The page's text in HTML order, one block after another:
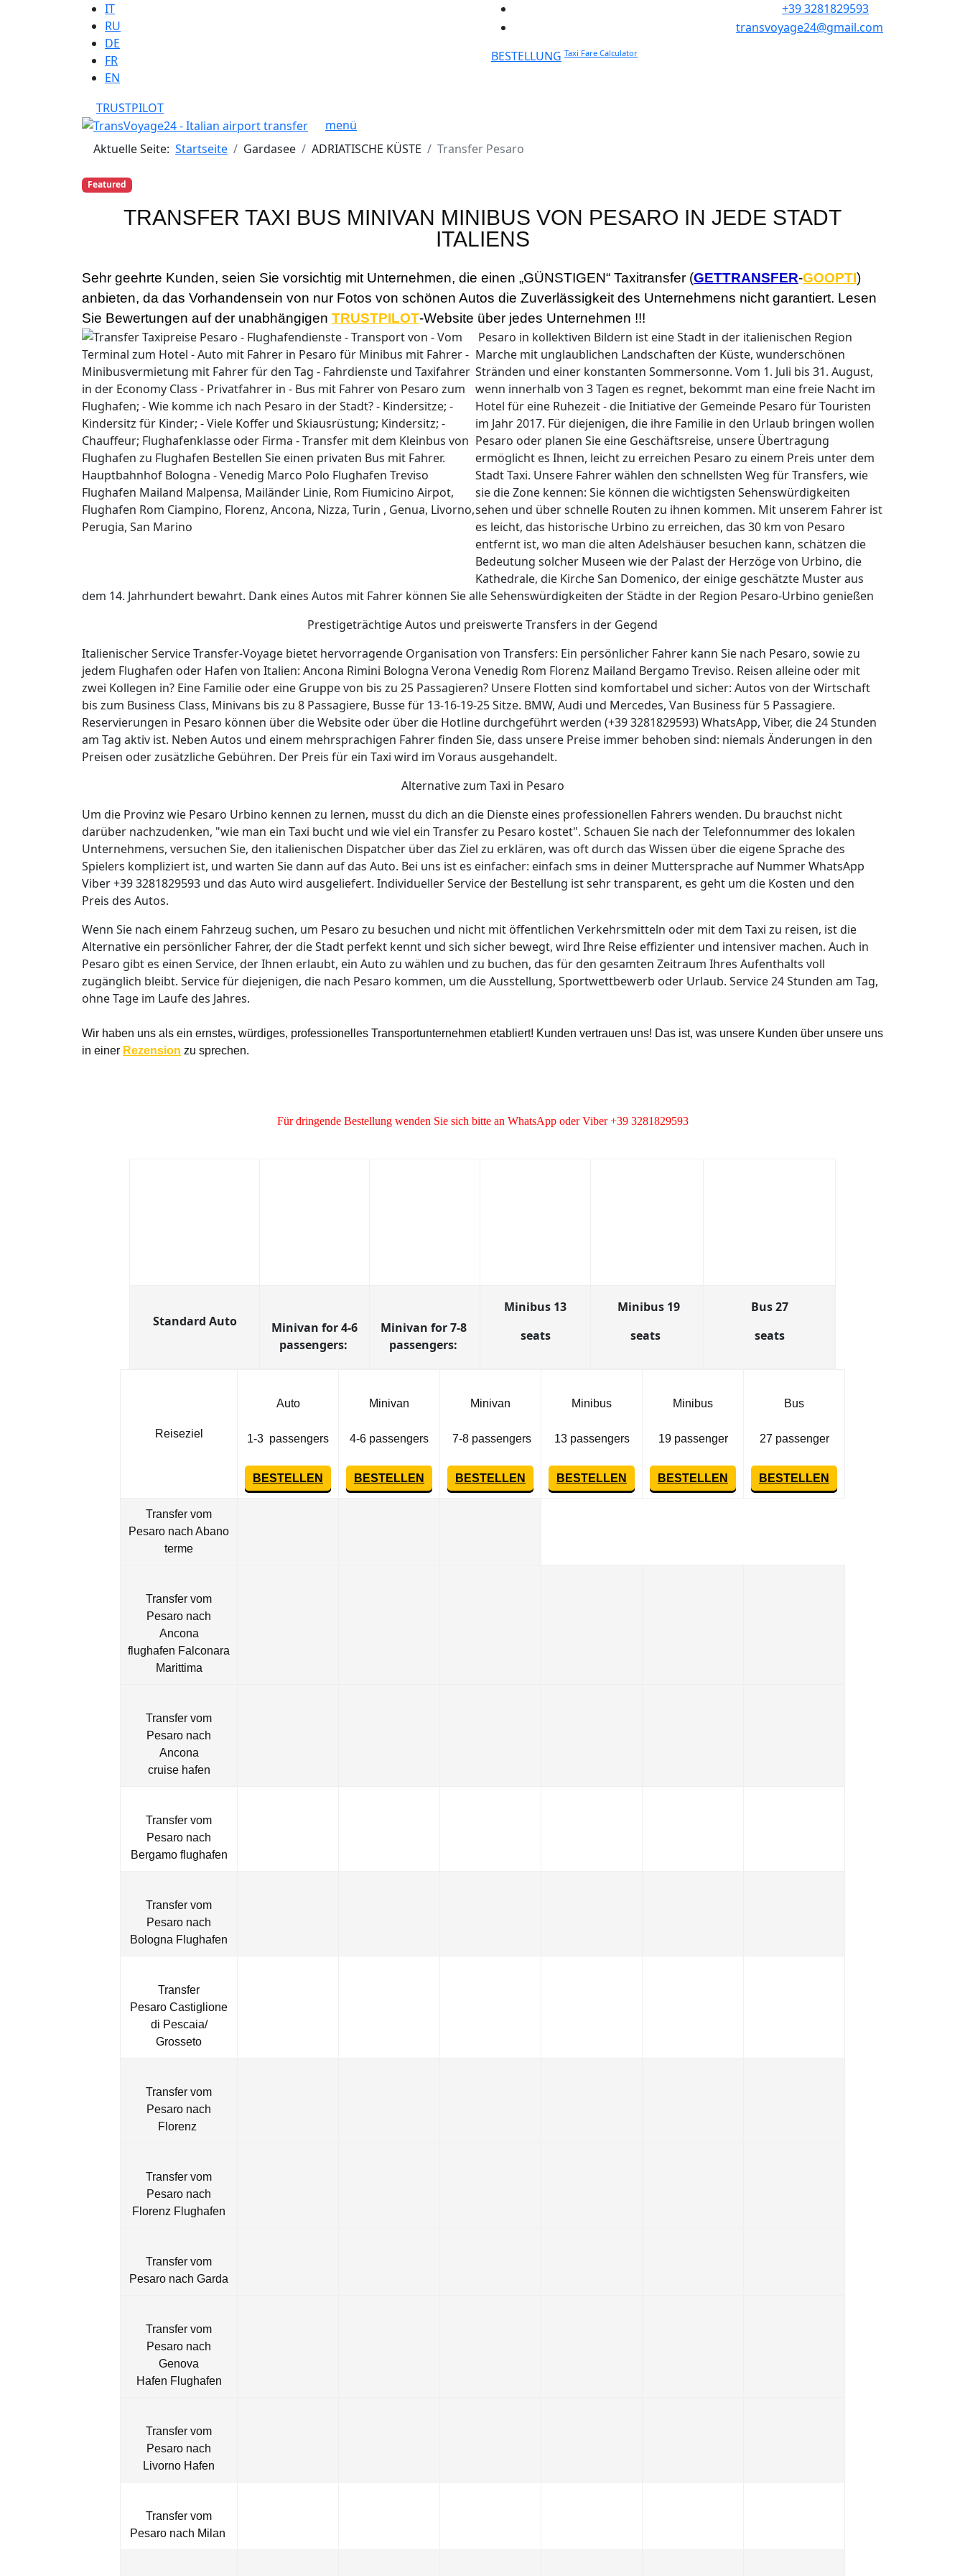
Sprache auswählen
IT
RU
DE
FR
EN
TRUSTPILOT
+39 3281829593
transvoyage24@gmail.com
BESTELLUNG Taxi Fare Calculator
menü
Aktuelle Seite: Startseite Gardasee ADRIATISCHE KÜSTE Transfer Pesaro
Featured
TRANSFER TAXI BUS MINIVAN MINIBUS VON PESARO IN JEDE STADT
ITALIENS
Sehr geehrte Kunden, seien Sie vorsichtig mit Unternehmen, die einen „GÜNSTIGEN“ Taxitransfer (GETTRANSFER-GOOPTI)
anbieten, da das Vorhandensein von nur Fotos von schönen Autos die Zuverlässigkeit des Unternehmens nicht garantiert. Lesen
Sie Bewertungen auf der unabhängigen TRUSTPILOT-Website über jedes Unternehmen !!!
Pesaro in kollektiven Bildern ist eine Stadt in der italienischen Region
Marche mit unglaublichen Landschaften der Küste, wunderschönen
Stränden und einer konstanten Sommersonne. Vom 1. Juli bis 31. August,
wenn innerhalb von 3 Tagen es regnet, bekommt man eine freie Nacht im
Hotel für eine Ruhezeit - die Initiative der Gemeinde Pesaro für Touristen
im Jahr 2017. Für diejenigen, die ihre Familie in den Urlaub bringen wollen
Pesaro oder planen Sie eine Geschäftsreise, unsere Übertragung
ermöglicht es Ihnen, leicht zu erreichen Pesaro zu einem Preis unter dem
Stadt Taxi. Unsere Fahrer wählen den schnellsten Weg für Transfers, wie
sie die Zone kennen: Sie können die wichtigsten Sehenswürdigkeiten
sehen und über schnelle Routen zu ihnen kommen. Mit unserem Fahrer ist
es leicht, das historische Urbino zu erreichen, das 30 km von Pesaro
entfernt ist, wo man die alten Adelshäuser besuchen kann, schätzen die
Bedeutung solcher Museen wie der Palast der Herzöge von Urbino, die
Kathedrale, die Kirche San Domenico, der einige geschätzte Muster aus
dem 14. Jahrhundert bewahrt. Dank eines Autos mit Fahrer können Sie alle Sehenswürdigkeiten der Städte in der Region Pesaro-Urbino genießen
Prestigeträchtige Autos und preiswerte Transfers in der Gegend
Italienischer Service Transfer-Voyage bietet hervorragende Organisation von Transfers: Ein persönlicher Fahrer kann Sie nach Pesaro, sowie zu
jedem Flughafen oder Hafen von Italien: Ancona Rimini Bologna Verona Venedig Rom Florenz Mailand Bergamo Treviso. Reisen alleine oder mit
zwei Kollegen in? Eine Familie oder eine Gruppe von bis zu 25 Passagieren? Unsere Flotten sind komfortabel und sicher: Autos von der Wirtschaft
bis zum Business Class, Minivans bis zu 8 Passagiere, Busse für 13-16-19-25 Sitze. BMW, Audi und Mercedes, Van Business für 5 Passagiere.
Reservierungen in Pesaro können über die Website oder über die Hotline durchgeführt werden (+39 3281829593) WhatsApp, Viber, die 24 Stunden
am Tag aktiv ist. Neben Autos und einem mehrsprachigen Fahrer finden Sie, dass unsere Preise immer behoben sind: niemals Änderungen in den
Preisen oder zusätzliche Gebühren. Der Preis für ein Taxi wird im Voraus ausgehandelt.
Alternative zum Taxi in Pesaro
Um die Provinz wie Pesaro Urbino kennen zu lernen, musst du dich an die Dienste eines professionellen Fahrers wenden. Du brauchst nicht
darüber nachzudenken, "wie man ein Taxi bucht und wie viel ein Transfer zu Pesaro kostet". Schauen Sie nach der Telefonnummer des lokalen
Unternehmens, versuchen Sie, den italienischen Dispatcher über das Ziel zu erklären, was oft durch das Wissen über die eigene Sprache des
Spielers kompliziert ist, und warten Sie dann auf das Auto. Bei uns ist es einfacher: einfach sms in deiner Muttersprache auf Nummer WhatsApp
Viber +39 3281829593 und das Auto wird ausgeliefert. Individueller Service der Bestellung ist sehr transparent, es geht um die Kosten und den
Preis des Autos.
Wenn Sie nach einem Fahrzeug suchen, um Pesaro zu besuchen und nicht mit öffentlichen Verkehrsmitteln oder mit dem Taxi zu reisen, ist die
Alternative ein persönlicher Fahrer, der die Stadt perfekt kennt und sich sicher bewegt, wird Ihre Reise effizienter und intensiver machen. Auch in
Pesaro gibt es einen Service, der Ihnen erlaubt, ein Auto zu wählen und zu buchen, das für den gesamten Zeitraum Ihres Aufenthalts voll
zugänglich bleibt. Service für diejenigen, die nach Pesaro kommen, um die Ausstellung, Sportwettbewerb oder Urlaub. Service 24 Stunden am Tag,
ohne Tage im Laufe des Jahres.
Wir haben uns als ein ernstes, würdiges, professionelles Transportunternehmen etabliert! Kunden vertrauen uns! Das ist, was unsere Kunden über unsere uns
in einer Rezension zu sprechen.
Für dringende Bestellung wenden Sie sich bitte an WhatsApp oder Viber +39 3281829593
Standard Auto
Minivan for 4-6
passengers:
Minivan for 7-8
passengers:
Minibus 13
seats
Minibus 19
seats
Bus 27
seats
Reiseziel
Auto
1-3 passengers
BESTELLEN
Minivan
4-6 passengers
BESTELLEN
Minivan
7-8 passengers
BESTELLEN
Minibus
13 passengers
BESTELLEN
Minibus
19 passenger
BESTELLEN
Bus
27 passenger
BESTELLEN
Transfer vom
Pesaro nach Abano
terme
Transfer vom
Pesaro nach
Ancona
flughafen Falconara
Marittima
Transfer vom
Pesaro nach
Ancona
cruise hafen
Transfer vom
Pesaro nach
Bergamo flughafen
Transfer vom
Pesaro nach
Bologna Flughafen
Transfer
Pesaro Castiglione
di Pescaia/
Grosseto
Transfer vom
Pesaro nach
Florenz
Transfer vom
Pesaro nach
Florenz Flughafen
Transfer vom
Pesaro nach Garda
Transfer vom
Pesaro nach
Genova
Hafen Flughafen
Transfer vom
Pesaro nach
Livorno Hafen
Transfer vom
Pesaro nach Milan